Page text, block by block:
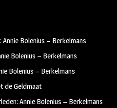
Annie Bolenius – Berkelmans
Bolenius – Berkelmans
Bolenius – Berkelmans
de Geldmaat
Annie Bolenius – Berkelmans